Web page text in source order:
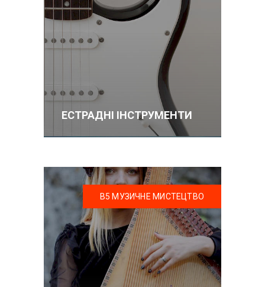
ЕСТРАДНІ ІНСТРУМЕНТИ
В5 МУЗИЧНЕ МИСТЕЦТВО